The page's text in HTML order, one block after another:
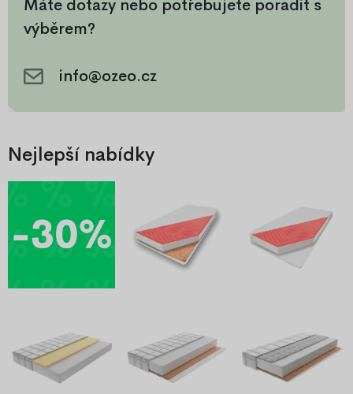
Máte dotazy nebo potřebujete poradit s
výběrem?
info@ozeo.cz
Nejlepší nabídky